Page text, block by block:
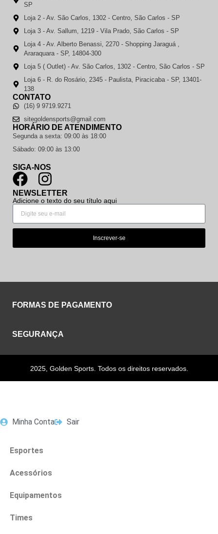
SP
Loja 2 - Av. São Carlos, 1302 - Centro, São Carlos - SP
Loja 3 - Av. Sallum, 1219 - Vila Prado, São Carlos - SP
Loja 4 - Av. Alberto Benassi, 2270 - Shopping Jaraguá ,
Araraquara - SP, 14804-300
Loja 5 ( Outlet) - Av. São Carlos, 1302 - Centro, São Carlos - SP
Loja 6 - R. do Rosário, 2345 - Paulista, Piracicaba - SP, 13401-
138
CONTATO
(16) 9 9719.9271
sitegoldensports@gmail.com
HORÁRIO DE ATENDIMENTO
Segunda a sexta: 09:00 às 18:00
Sábado: 09:00 às 13:00
SIGA-NOS
NEWSLETTER
Adicione o texto do seu título aqui
Inscrever-se
FORMAS DE PAGAMENTO
SEGURANÇA
2025, Golden Sports. Todos os direitos reservados.
Minha Conta Sair
Esportes
Acessórios
Equipamentos
Times